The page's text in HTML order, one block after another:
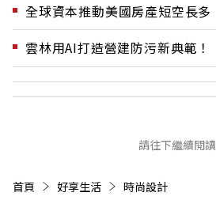
全球資本推動美國房產短空長多
雲林用AI打造營建防污新典範！
請往下繼續閱讀
首頁 好享生活 時尚設計